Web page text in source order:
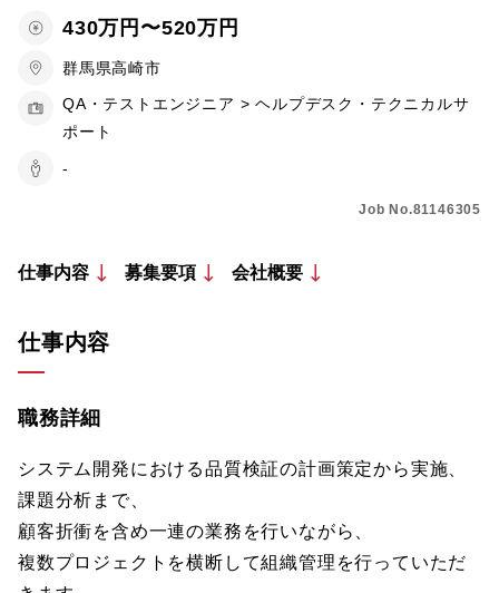
430万円〜520万円
群馬県高崎市
QA・テストエンジニア > ヘルプデスク・テクニカルサ
ポート
-
Job No.81146305
仕事内容 募集要項 会社概要
仕事内容
職務詳細
システム開発における品質検証の計画策定から実施、
課題分析まで、
顧客折衝を含め一連の業務を行いながら、
複数プロジェクトを横断して組織管理を行っていただ